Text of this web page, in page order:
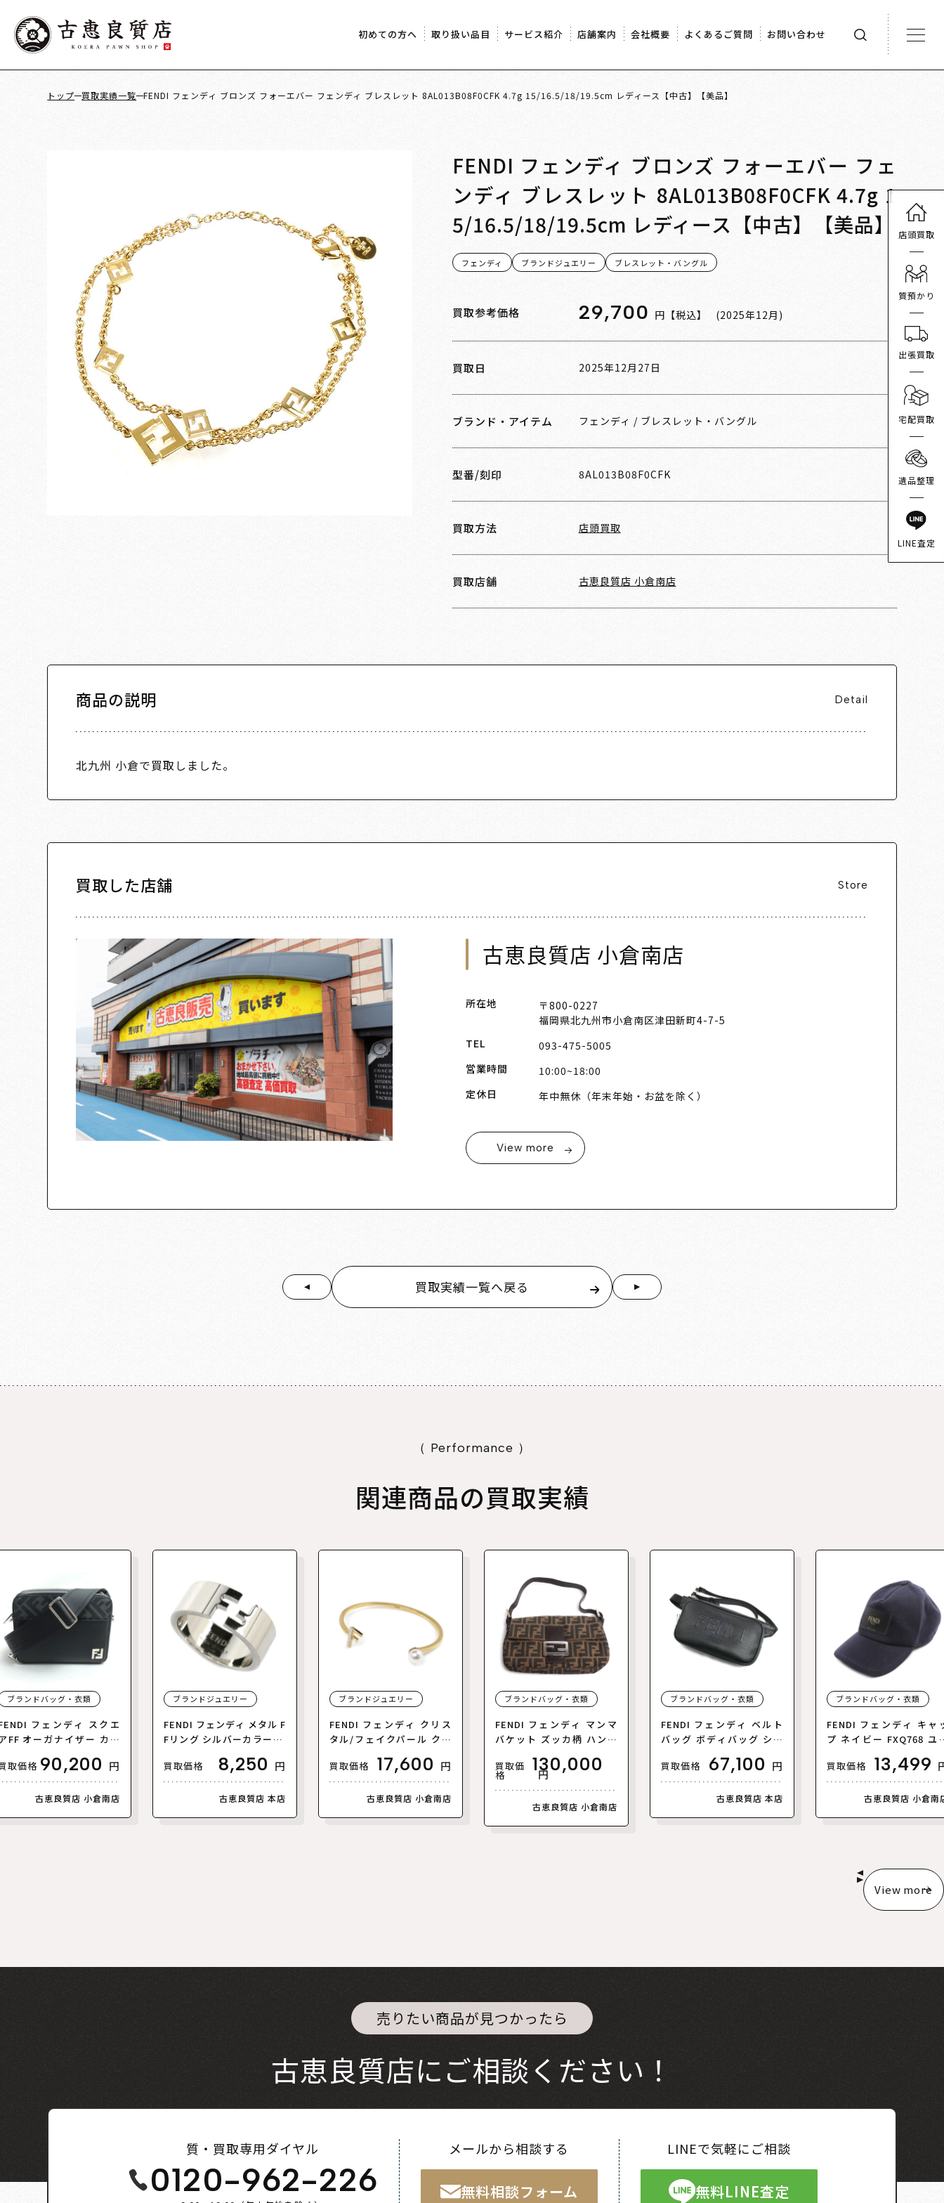
初めての方へ 取り扱い品目 サービス紹介 店舗案内 会社概要 よくあるご質問 お問い合わせ
トップ 買取実績一覧 FENDI フェンディ ブロンズ フォーエバー フェンディ ブレスレット 8AL013B08F0CFK 4.7g 15/16.5/18/19.5cm レディース【中古】【美品】
FENDI フェンディ ブロンズ フォーエバー フェ
ンディ ブレスレット 8AL013B08F0CFK 4.7g 1
5/16.5/18/19.5cm レディース【中古】【美品】
フェンディ ブランドジュエリー ブレスレット・バングル
買取参考価格 29,700 円【税込】 (2025年12月)
買取日 2025年12月27日
ブランド・アイテム フェンディ / ブレスレット・バングル
型番/刻印 8AL013B08F0CFK
買取方法 店頭買取
買取店舗 古恵良質店 小倉南店
商品の説明 Detail
北九州 小倉で買取しました。
買取した店舗 Store
古恵良質店 小倉南店
所在地
〒800-0227
福岡県北九州市小倉南区津田新町4-7-5
TEL
093-475-5005
営業時間
10:00~18:00
定休日
年中無休（年末年始・お盆を除く）
View more
買取実績一覧へ戻る
（ Performance ）
関連商品の買取実績
ブランドバッグ・衣類
フェンディ スクエ
FF オーガナイザー カメ
ラック 7M0357AFF2F0G
メンズ【中古】
取価格 90,200 円
古恵良質店 小倉南店
ブランドジュエリー
FENDI フェンディ メタル F
Fリング シルバーカラー リ
1.5号 9.2g メンズ【中古】
買取価格 8,250 円
古恵良質店 本店
ブランドジュエリー
FENDI フェンディ クリス
タル/フェイクパール クリ
H783 M レディース【中
古】
買取価格 17,600 円
古恵良質店 小倉南店
ブランドバッグ・衣類
FENDI フェンディ マンマ
バケット ズッカ柄 ハンド
ディース【中古】
買取価
格 130,000
円
古恵良質店 小倉南店
ブランドバッグ・衣類
FENDI フェンディ ベルト
バッグ ボディバッグ ショ
605 AMAC F0GXN メンズ
【中古】
買取価格 67,100 円
古恵良質店 本店
ブランドバッグ・衣類
FENDI フェンディ キャ
プ ネイビー FXQ768 ユニ
買取価格
13,499
古恵良質店 小倉南
View more
売りたい商品が見つかったら
古恵良質店にご相談ください！
質・買取専用ダイヤル
0120-962-226
メールから相談する
無料相談フォーム
LINEで気軽にご相談
無料LINE査定
店頭買取
質預かり
出張買取
宅配買取
遺品整理
LINE査定